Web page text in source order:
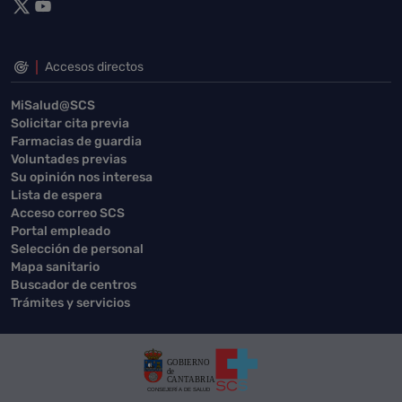
Accesos directos
MiSalud@SCS
Solicitar cita previa
Farmacias de guardia
Voluntades previas
Su opinión nos interesa
Lista de espera
Acceso correo SCS
Portal empleado
Selección de personal
Mapa sanitario
Buscador de centros
Trámites y servicios